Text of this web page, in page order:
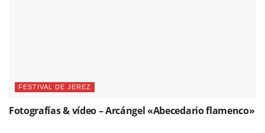
FESTIVAL DE JEREZ
Fotografías & vídeo – Arcángel «Abecedario flamenco»